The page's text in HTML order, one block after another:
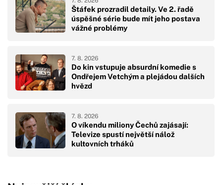
Štáfek prozradil detaily. Ve 2. řadě
úspěšné série bude mít jeho postava
vážné problémy
Do kin vstupuje absurdní komedie s
Ondřejem Vetchým a plejádou dalších
hvězd
7. 8. 2026
O víkendu miliony Čechů zajásají:
Televize spustí největší nálož
kultovních trháků
7. 8. 2026